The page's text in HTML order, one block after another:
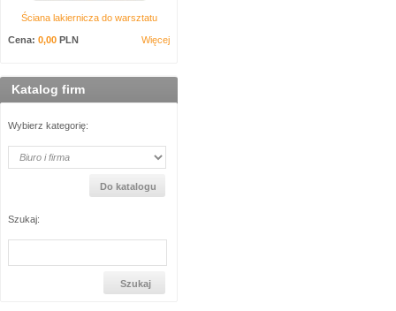
Ściana lakiernicza do warsztatu
Cena: 0,00 PLN Więcej
Katalog firm
Wybierz kategorię:
Szukaj: